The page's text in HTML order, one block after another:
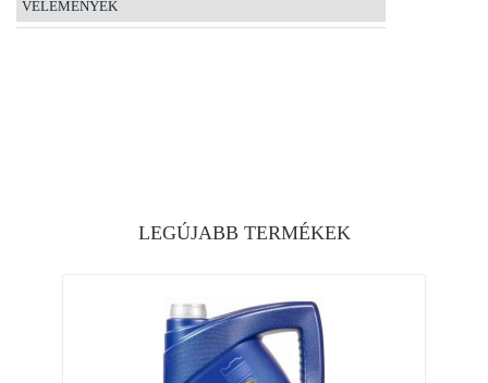
VÉLEMÉNYEK
LEGÚJABB TERMÉKEK